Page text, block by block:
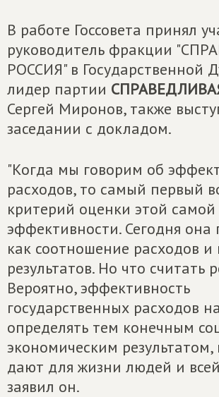
В работе Госсовета принял
руководитель фракции
РОССИЯ" в Государственной
лидер партии
Сергей Миронов, также
заседании с докладом.
"Когда мы говорим об
расходов, то самый первый
критерий оценки этой самой
эффективности. Сегодня она
как соотношение расходов
результатов. Но что считать
Вероятно, эффективность
государственных расходов
определять тем конечным
экономическим
дают для жизни людей и
заявил он.